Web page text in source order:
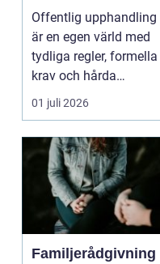
möter affär
Offentlig upphandling
är en egen värld med
tydliga regler, formella
krav och hårda
tidsfrister. För ...
01 juli 2026
Familjerådgivning